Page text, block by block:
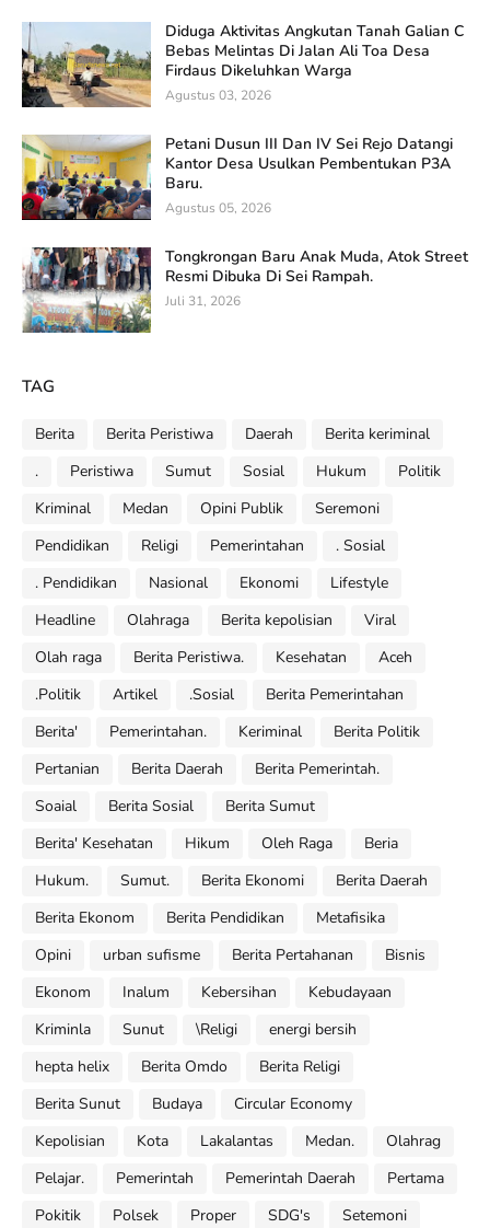
Diduga Aktivitas Angkutan Tanah Galian C
Bebas Melintas Di Jalan Ali Toa Desa
Firdaus Dikeluhkan Warga
Agustus 03, 2026
Petani Dusun III Dan IV Sei Rejo Datangi
Kantor Desa Usulkan Pembentukan P3A
Baru.
Agustus 05, 2026
Tongkrongan Baru Anak Muda, Atok Street
Resmi Dibuka Di Sei Rampah.
Juli 31, 2026
TAG
Berita Berita Peristiwa Daerah
Berita keriminal
.
Peristiwa Sumut Sosial Hukum
Politik
Kriminal
Medan Opini Publik
Seremoni
Pendidikan
Religi Pemerintahan
. Sosial
. Pendidikan
Nasional Ekonomi
Lifestyle
Headline
Olahraga Berita kepolisian
Viral
Olah raga
Berita Peristiwa. Kesehatan
Aceh
.Politik
Artikel .Sosial
Berita Pemerintahan
Berita'
Pemerintahan. Keriminal
Berita Politik
Pertanian
Berita Daerah
Berita Pemerintah.
Soaial
Berita Sosial
Berita Sumut
Berita' Kesehatan
Hikum Oleh Raga
Beria
Hukum.
Sumut. Berita Ekonomi
Berita Daerah
Berita Ekonom
Berita Pendidikan
Metafisika
Opini
urban sufisme Berita Pertahanan
Bisnis
Ekonom
Inalum Kebersihan
Kebudayaan
Kriminla
Sunut \Religi
energi bersih
hepta helix
Berita Omdo
Berita Religi
Berita Sunut
Budaya
Circular Economy
Kepolisian
Kota Lakalantas Medan.
Olahrag
Pelajar.
Pemerintah Pemerintah Daerah
Pertama
Pokitik
Polsek Proper SDG's
Setemoni